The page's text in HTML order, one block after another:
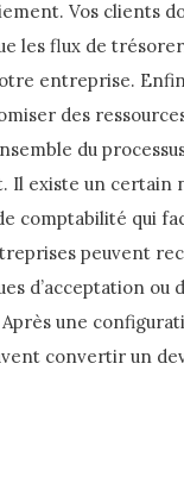
Vos clients
les flux de
entreprise.
des
du
Il existe un certain
comptabilité qui
peuvent
d’acceptation ou
une
convertir un